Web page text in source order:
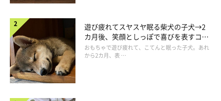
遊び疲れてスヤスヤ眠る柴犬の子犬→2
カ月後、笑顔としっぽで喜びを表すコに
成長！
おもちゃで遊び疲れて、こてんと眠った子犬。あれ
から2カ月、表 …